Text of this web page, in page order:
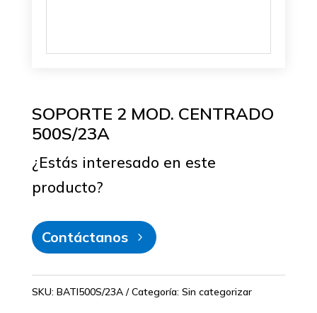
SOPORTE 2 MOD. CENTRADO
500S/23A
¿Estás interesado en este
producto?
Contáctanos
SKU: BATI500S/23A Categoría: Sin categorizar